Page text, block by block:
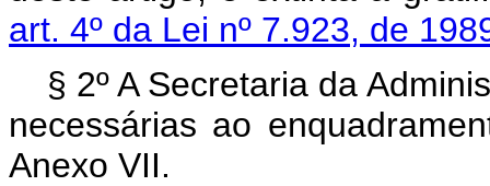
art. 4º da Lei nº 7.923, de
§ 2º A Secretaria da
necessárias ao
Anexo VII.